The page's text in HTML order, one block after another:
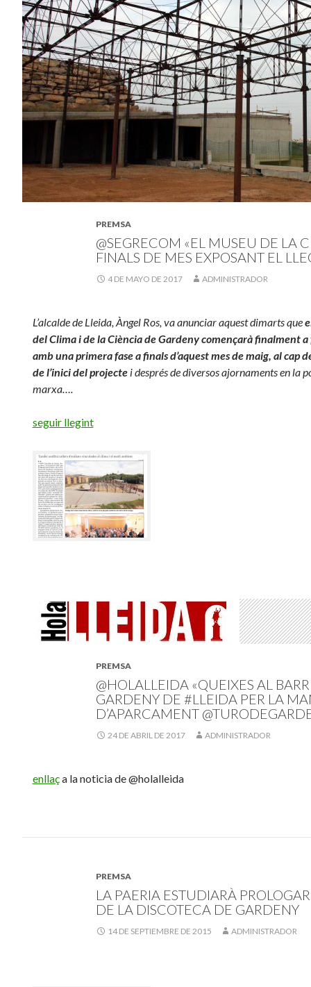
PREMSA
@SEGRECOM «EL MUSEU DE LA
FINALS DE MES EXPOSANT EL
4 DE MAYO DE 2017 ADMINISTRADOR
L’alcalde de Lleida, Àngel Ros, va anunciar aquest dimarts que
del Clima i de la Ciència de Gardeny començarà finalment
amb una primera fase a finals d’aquest mes de maig, al cap
de l’inici del projectei després de diversos ajornaments en la
marxa….
seguir llegint
PREMSA
@HOLALLEIDA «QUEIXES AL
GARDENY DE #LLEIDA PER LA
D’APARCAMENT
24 DE ABRIL DE 2017 ADMINISTRADOR
enllaça la noticia de @holalleida
PREMSA
LA PAERIA ESTUDIARÀ
DE LA DISCOTECA DE GARDENY
14 DE SEPTIEMBRE DE 2015 ADMINISTRADOR